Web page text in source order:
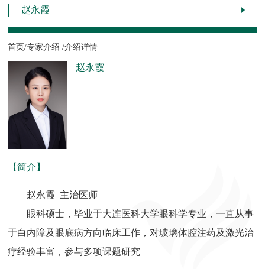
赵永霞
首页/专家介绍 /介绍详情
赵永霞
【简介】
赵永霞 主治医师
眼科硕士，毕业于大连医科大学眼科学专业，一直从事
于白内障及眼底病方向临床工作，对玻璃体腔注药及激光治
疗经验丰富，参与多项课题研究